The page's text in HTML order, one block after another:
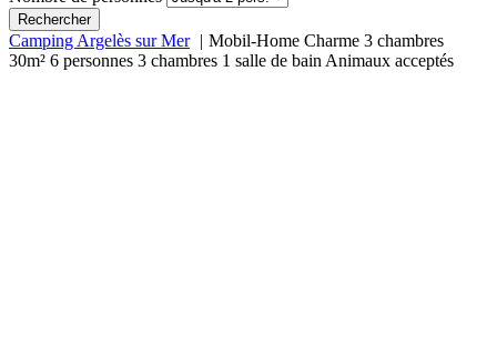
Rechercher
Camping Argelès sur Mer
Mobil-Home Charme 3 chambres
30m² 6 personnes 3 chambres 1 salle de bain Animaux acceptés